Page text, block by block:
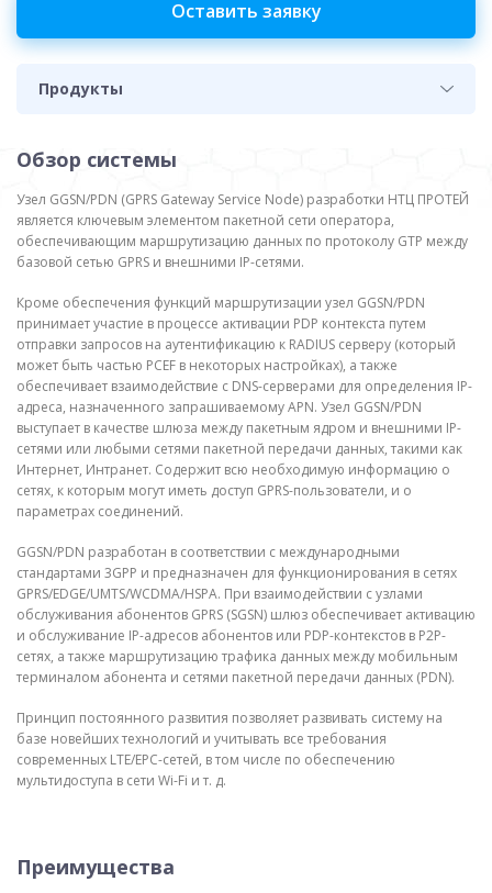
Оставить заявку
Обзор системы
Узел GGSN/PDN (GPRS Gateway Service Node) разработки НТЦ ПРОТЕЙ
является ключевым элементом пакетной сети оператора,
обеспечивающим маршрутизацию данных по протоколу GTP между
базовой сетью GPRS и внешними IP-сетями.
Кроме обеспечения функций маршрутизации узел GGSN/PDN
принимает участие в процессе активации PDP контекста путем
отправки запросов на аутентификацию к RADIUS серверу (который
может быть частью PCEF в некоторых настройках), а также
обеспечивает взаимодействие с DNS-серверами для определения IP-
адреса, назначенного запрашиваемому APN. Узел GGSN/PDN
выступает в качестве шлюза между пакетным ядром и внешними IP-
сетями или любыми сетями пакетной передачи данных, такими как
Интернет, Интранет. Содержит всю необходимую информацию о
сетях, к которым могут иметь доступ GPRS-пользователи, и о
параметрах соединений.
GGSN/PDN разработан в соответствии с международными
стандартами 3GPP и предназначен для функционирования в сетях
GPRS/EDGE/UMTS/WCDMA/HSPA. При взаимодействии с узлами
обслуживания абонентов GPRS (SGSN) шлюз обеспечивает активацию
и обслуживание IP-адресов абонентов или PDP-контекстов в P2P-
сетях, а также маршрутизацию трафика данных между мобильным
терминалом абонента и сетями пакетной передачи данных (PDN).
Принцип постоянного развития позволяет развивать систему на
базе новейших технологий и учитывать все требования
современных LTE/EPC-сетей, в том числе по обеспечению
мультидоступа в сети Wi-Fi и т. д.
Преимущества
Продукты